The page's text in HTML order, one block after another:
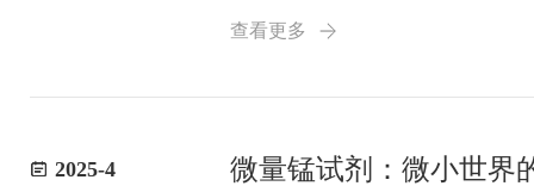
1v1...
查看更多
2025-4 微量锰试剂：微小世界